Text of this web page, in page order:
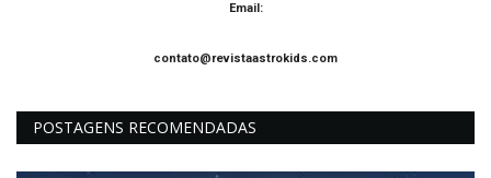
Email:
contato@revistaastrokids.com
POSTAGENS RECOMENDADAS